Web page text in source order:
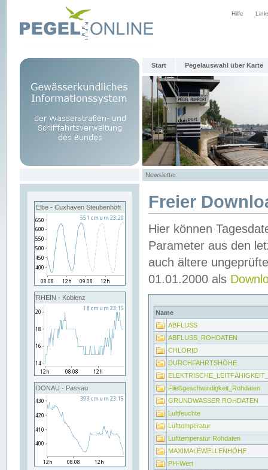
Hilfe
Start Pegelauswahl über Karte
Newsletter
Elbe - Cuxhaven Steubenhöft
RHEIN - Koblenz
DONAU - Passau
Freier
Hier können
Parameter aus den
auch ältere
01.01.2000 als
Name
ABFLUSS
ABFLUSS_ROHDATEN
CHLORID
DURCHFAHRTSHÖHE
Fließgeschwindigkeit_Rohdaten
GRUNDWASSER ROHDATEN
Luftfeuchte
Lufttemperatur
Lufttemperatur Rohdaten
MAXIMALEWELLENHÖHE
PH-Wert